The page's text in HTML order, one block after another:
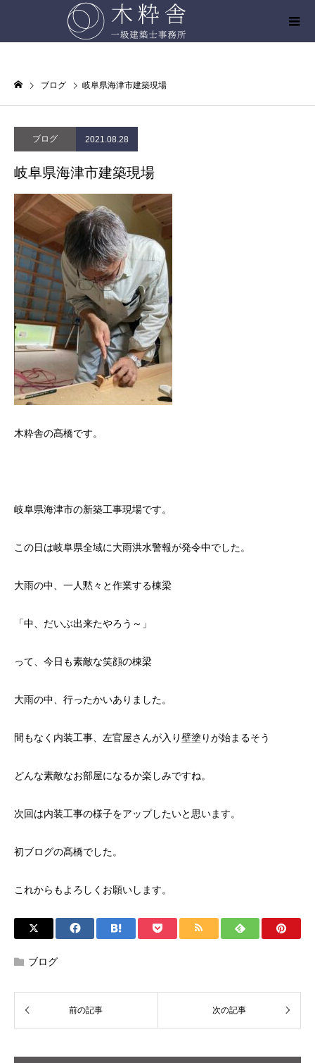
ブログ 岐阜県海津市建築現場
ブログ 2021.08.28
岐阜県海津市建築現場
木粋舎の髙橋です。
岐阜県海津市の新築工事現場です。
この日は岐阜県全域に大雨洪水警報が発令中でした。
大雨の中、一人黙々と作業する棟梁
「中、だいぶ出来たやろう～」
って、今日も素敵な笑顔の棟梁
大雨の中、行ったかいありました。
間もなく内装工事、左官屋さんが入り壁塗りが始まるそう
どんな素敵なお部屋になるか楽しみですね。
次回は内装工事の様子をアップしたいと思います。
初ブログの髙橋でした。
これからもよろしくお願いします。
ブログ